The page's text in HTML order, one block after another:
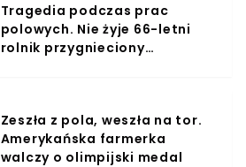
Tragedia podczas prac
polowych. Nie żyje 66-letni
rolnik przygnieciony
Zeszła z pola, weszła na tor.
Amerykańska farmerka
walczy o olimpijski medal